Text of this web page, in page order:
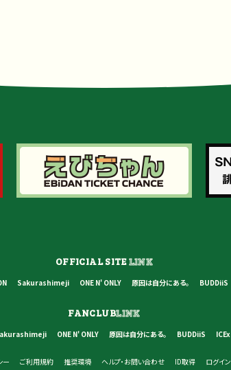
OFFICIAL SITELINK
Sakurashimeji ONE N' ONLY 原因は自分にある。 BUDDiiS
FANCLUBLINK
ONE N' ONLY 原因は自分にある。 BUDDiiS ICEx
ー ご利用規約 推奨環境 ヘルプ・お問い合わせ ID取得 ログイン